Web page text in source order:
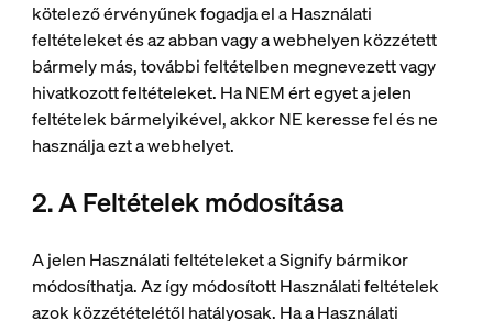
kötelező érvényűnek fogadja el a Használati
feltételeket és az abban vagy a webhelyen közzétett
bármely más, további feltételben megnevezett vagy
hivatkozott feltételeket. Ha NEM ért egyet a jelen
feltételek bármelyikével, akkor NE keresse fel és ne
használja ezt a webhelyet.
2. A Feltételek módosítása
A jelen Használati feltételeket a Signify bármikor
módosíthatja. Az így módosított Használati feltételek
azok közzétételétől hatályosak. Ha a Használati